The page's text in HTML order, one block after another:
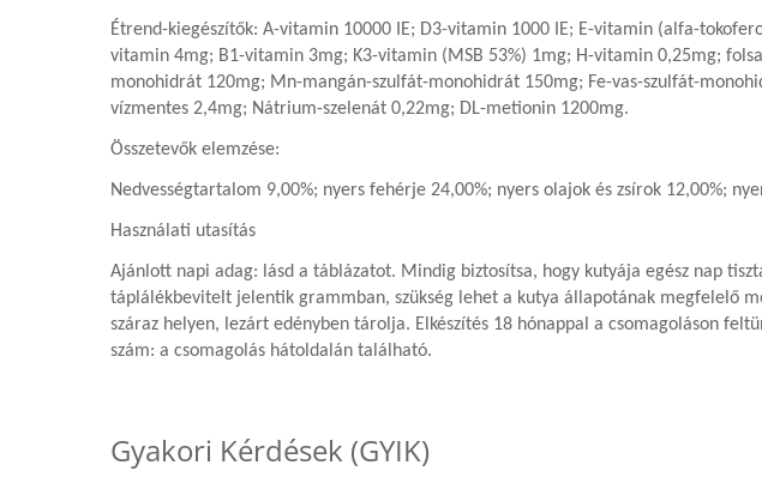
Étrend-kiegészítők: A-vitamin 10000 IE; D3-vitamin 1000 IE; E-vitamin (alfa-
vitamin 4mg; B1-vitamin 3mg; K3-vitamin (MSB 53%) 1mg; H-vitamin 0,25mg;
monohidrát 120mg; Mn-mangán-szulfát-monohidrát 150mg; Fe-vas-szulfát-
vízmentes 2,4mg; Nátrium-szelenát 0,22mg; DL-metionin 1200mg.
Összetevők elemzése:
Nedvességtartalom 9,00%; nyers fehérje 24,00%; nyers olajok és zsírok 12,00%;
Használati utasítás
Ajánlott napi adag: lásd a táblázatot. Mindig biztosítsa, hogy kutyája egész nap
táplálékbevitelt jelentik grammban, szükség lehet a kutya állapotának megfelelő
száraz helyen, lezárt edényben tárolja. Elkészítés 18 hónappal a csomagoláson
szám: a csomagolás hátoldalán található.
Gyakori Kérdések (GYIK)